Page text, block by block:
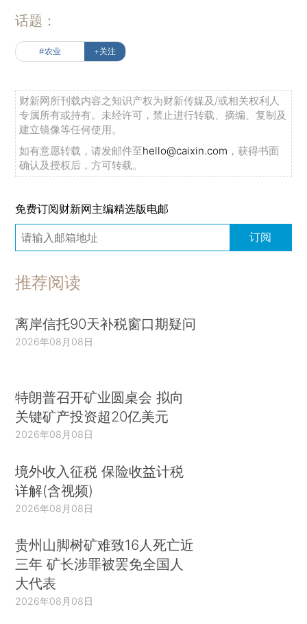
话题：
#农业 +关注
财新网所刊载内容之知识产权为财新传媒及/或相关权利人
专属所有或持有。未经许可，禁止进行转载、摘编、复制及
建立镜像等任何使用。
如有意愿转载，请发邮件至hello@caixin.com ，获得书面
确认及授权后，方可转载。
免费订阅财新网主编精选版电邮
订阅
推荐阅读
离岸信托90天补税窗口期疑问
2026年08月08日
特朗普召开矿业圆桌会 拟向
关键矿产投资超20亿美元
2026年08月08日
境外收入征税 保险收益计税
详解(含视频)
2026年08月08日
贵州山脚树矿难致16人死亡近
三年 矿长涉罪被罢免全国人
大代表
2026年08月08日